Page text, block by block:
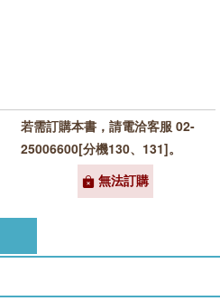
若需訂購本書，請電洽客服 02-
25006600[分機130、131]。
無法訂購